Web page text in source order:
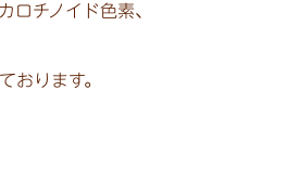
ロチノイド色素、
おります。